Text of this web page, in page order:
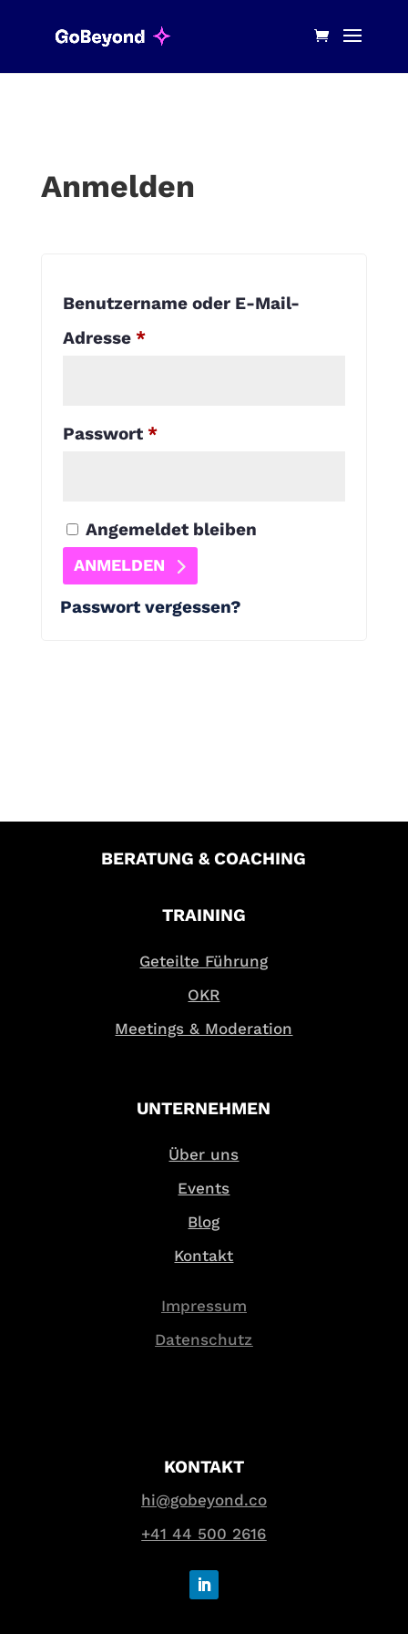
Anmelden
Benutzername oder E-Mail-
Adresse *Erforderlich
Passwort *Erforderlich
Angemeldet bleiben
ANMELDEN
Passwort vergessen?
BERATUNG & COACHING
TRAINING
Geteilte Führung
OKR
Meetings & Moderation
UNTERNEHMEN
Über uns
Events
Blog
Kontakt
Impressum
Datenschutz
KONTAKT
hi@gobeyond.co
+41 44 500 2616